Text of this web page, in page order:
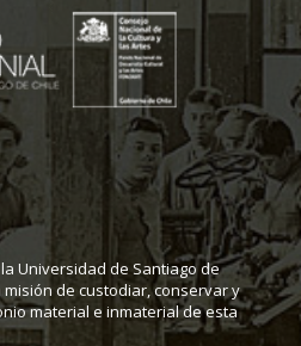
Universidad de Santiago de
misión de custodiar, conservar y
material e inmaterial de esta